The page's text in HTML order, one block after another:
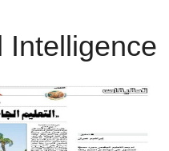
Intelligence